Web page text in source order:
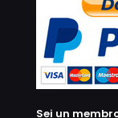
Sei un